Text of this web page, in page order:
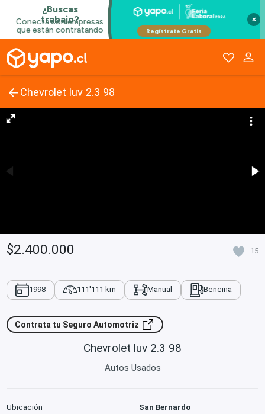
×
Chevrolet luv 2.3 98
$2.400.000 15
1998 111'111 km Manual Bencina
Contrata tu Seguro Automotriz
Chevrolet luv 2.3 98
Autos Usados
Ubicación
San Bernardo